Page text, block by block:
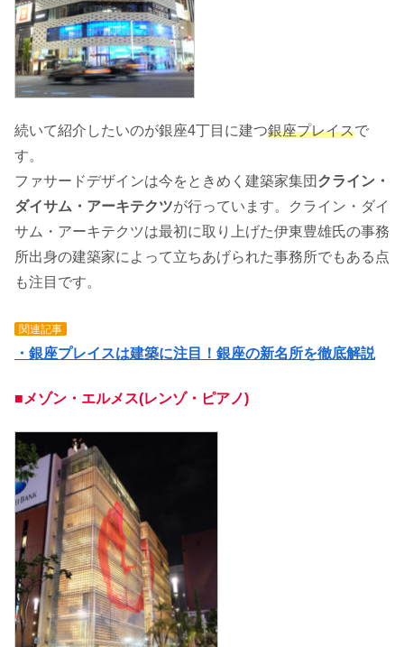
続いて紹介したいのが銀座4丁目に建つ銀座プレイスで
す。
ファサードデザインは今をときめく建築家集団 クライン・
ダイサム・アーキテクツが行っています。クライン・ダイ
サム・アーキテクツは最初に取り上げた伊東豊雄氏の事務
所出身の建築家によって立ちあげられた事務所でもある点
も注目です。
関連記事
・銀座プレイスは建築に注目！銀座の新名所を徹底解説
■メゾン・エルメス(レンゾ・ピアノ)